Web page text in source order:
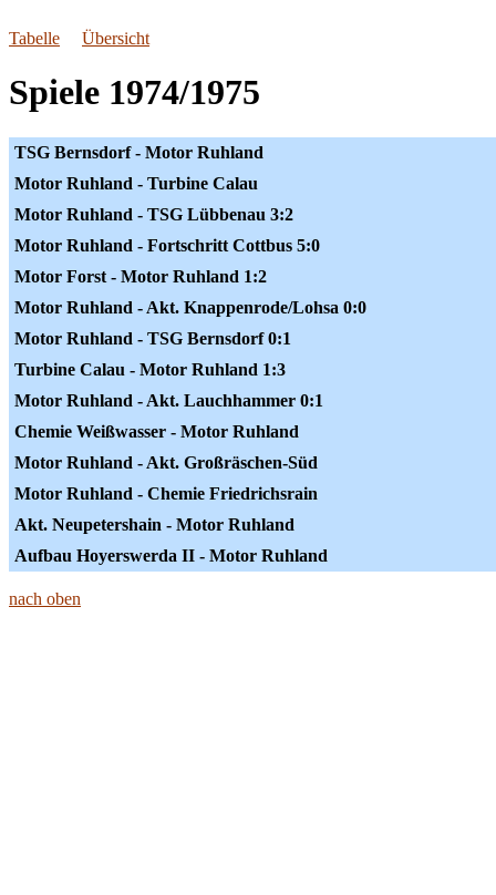
Tabelle Übersicht
Spiele 1974/1975
TSG Bernsdorf - Motor Ruhland
Motor Ruhland - Turbine Calau
Motor Ruhland - TSG Lübbenau 3:2
Motor Ruhland - Fortschritt Cottbus 5:0
Motor Forst - Motor Ruhland 1:2
Motor Ruhland - Akt. Knappenrode/Lohsa 0:0
Motor Ruhland - TSG Bernsdorf 0:1
Turbine Calau - Motor Ruhland 1:3
Motor Ruhland - Akt. Lauchhammer 0:1
Chemie Weißwasser - Motor Ruhland
Motor Ruhland - Akt. Großräschen-Süd
Motor Ruhland - Chemie Friedrichsrain
Akt. Neupetershain - Motor Ruhland
Aufbau Hoyerswerda II - Motor Ruhland
nach oben